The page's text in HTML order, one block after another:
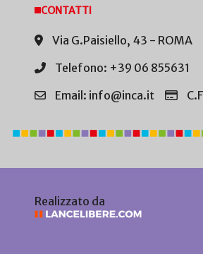
CONTATTI
Via G.Paisiello, 43 - ROMA
Telefono: +39 06 855631
Email: info@inca.it
Realizzato da